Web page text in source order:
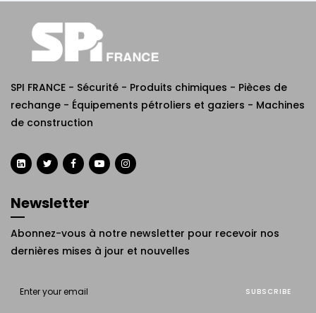
SPI FRANCE - Sécurité - Produits chimiques - Pièces de
rechange - Équipements pétroliers et gaziers - Machines
de construction
Newsletter
Abonnez-vous à notre newsletter pour recevoir nos
dernières mises à jour et nouvelles
SUBSCRIBE